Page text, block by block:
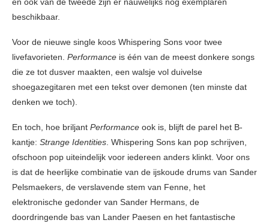
en ook van de tweede zijn er nauwelijks nog exemplaren
beschikbaar.
Voor de nieuwe single koos Whispering Sons voor twee
livefavorieten. Performance is één van de meest donkere songs
die ze tot dusver maakten, een walsje vol duivelse
shoegazegitaren met een tekst over demonen (ten minste dat
denken we toch).
En toch, hoe briljant Performance ook is, blijft de parel het B-
kantje: Strange Identities. Whispering Sons kan pop schrijven,
ofschoon pop uiteindelijk voor iedereen anders klinkt. Voor ons
is dat de heerlijke combinatie van de ijskoude drums van Sander
Pelsmaekers, de verslavende stem van Fenne, het
elektronische gedonder van Sander Hermans, de
doordringende bas van Lander Paesen en het fantastische